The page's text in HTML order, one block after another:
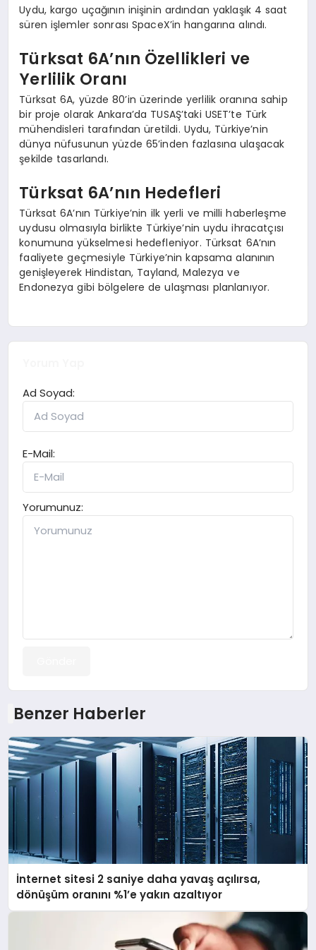
Uydu, kargo uçağının inişinin ardından yaklaşık 4 saat
süren işlemler sonrası SpaceX’in hangarına alındı.
Türksat 6A’nın Özellikleri ve
Yerlilik Oranı
Türksat 6A, yüzde 80’in üzerinde yerlilik oranına sahip
bir proje olarak Ankara’da TUSAŞ’taki USET’te Türk
mühendisleri tarafından üretildi. Uydu, Türkiye’nin
dünya nüfusunun yüzde 65’inden fazlasına ulaşacak
şekilde tasarlandı.
Türksat 6A’nın Hedefleri
Türksat 6A’nın Türkiye’nin ilk yerli ve milli haberleşme
uydusu olmasıyla birlikte Türkiye’nin uydu ihracatçısı
konumuna yükselmesi hedefleniyor. Türksat 6A’nın
faaliyete geçmesiyle Türkiye’nin kapsama alanının
genişleyerek Hindistan, Tayland, Malezya ve
Endonezya gibi bölgelere de ulaşması planlanıyor.
Ad Soyad:
E-Mail:
Yorumunuz:
Benzer Haberler
İnternet sitesi 2 saniye daha yavaş açılırsa,
dönüşüm oranını %1’e yakın azaltıyor